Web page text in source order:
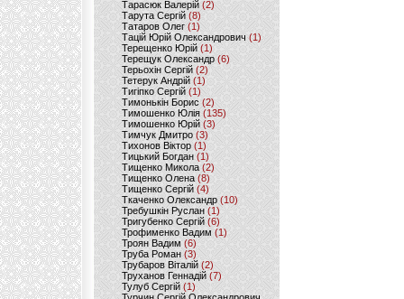
Тарасюк Валерій (2)
Тарута Сергій (8)
Татаров Олег(1)
Тацій Юрій Олександрович(1)
Терещенко Юрій(1)
Терещук Олександр(6)
Терьохін Сергій (2)
Тетерук Андрій (1)
Тигіпко Сергій(1)
Тимонькін Борис (2)
Тимошенко Юлія (135)
Тимошенко Юрій(3)
Тимчук Дмитро (3)
Тихонов Віктор (1)
Тицький Богдан (1)
Тищенко Микола (2)
Тищенко Олена (8)
Тищенко Сергій (4)
Ткаченко Олександр (10)
Требушкін Руслан (1)
Тригубенко Сергій(6)
Трофименко Вадим (1)
Троян Вадим (6)
Труба Роман(3)
Трубаров Віталій (2)
Труханов Геннадій (7)
Тулуб Сергій(1)